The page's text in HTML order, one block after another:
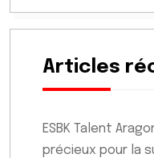
Articles
ESBK Talent
précieux pour la